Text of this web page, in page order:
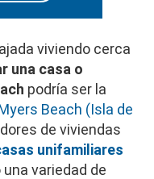
viviendo cerca
una casa o
podría ser la
Beach (Isla de
de viviendas
unifamiliares
variedad de